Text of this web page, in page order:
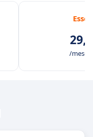
/mese